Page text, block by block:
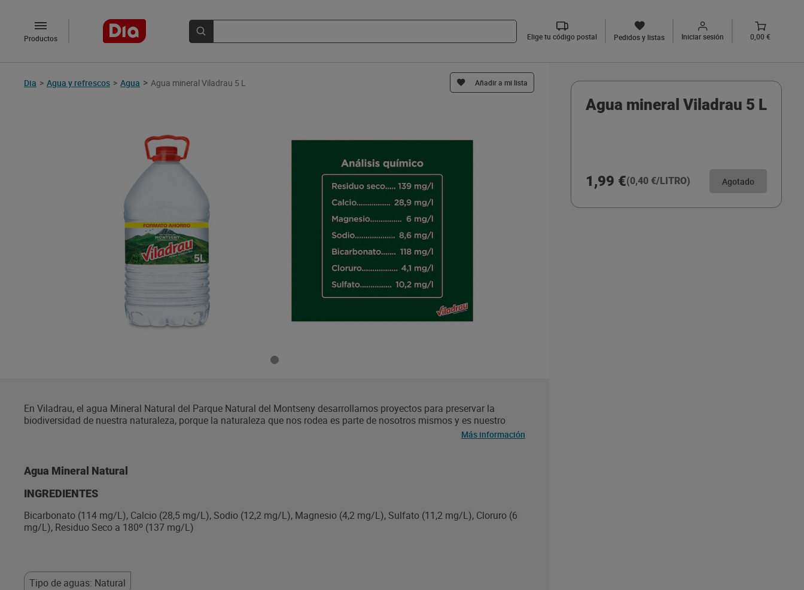
Productos Elige tu código postal Pedidos y listas Iniciar sesión 0,00 €
Dia > Agua y refrescos > Agua > Agua mineral Viladrau 5 L Añadir a mi lista
En Viladrau, el agua Mineral Natural del Parque Natural del Montseny desarrollamos proyectos para preservar la
biodiversidad de nuestra naturaleza, porque la naturaleza que nos rodea es parte de nosotros mismos y es nuestro
deber cuidarla. Viladrau es un agua de mineralización débil indicada pera dietas pobres en sodia. Garrafa de 5 litros de
Más información
Agua Mineral Natural
INGREDIENTES
Bicarbonato (114 mg/L), Calcio (28,5 mg/L), Sodio (12,2 mg/L), Magnesio (4,2 mg/L), Sulfato (11,2 mg/L), Cloruro (6
mg/L), Residuo Seco a 180º (137 mg/L)
Tipo de aguas: Natural
Agua mineral Viladrau 5 L
1,99 €(0,40 €/LITRO) Agotado